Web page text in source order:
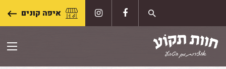
content
איפה קונים